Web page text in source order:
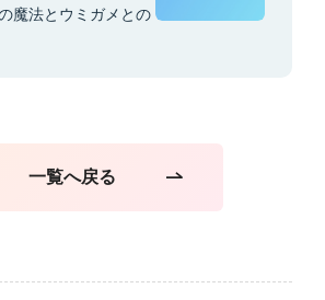
魔法とウミガメとの
一覧へ戻る